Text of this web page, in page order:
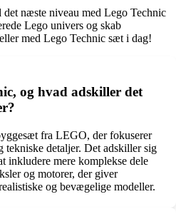
næste niveau med Lego Technic
Lego univers og skab
med Lego Technic sæt i dag!
og hvad adskiller det
fra LEGO, der fokuserer
tekniske detaljer. Det adskiller sig
inkludere mere komplekse dele
og motorer, der giver
og bevægelige modeller.